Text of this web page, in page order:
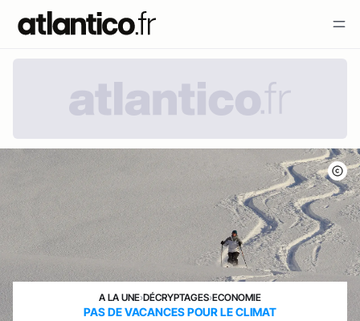
A LA UNE›DÉCRYPTAGES›ECONOMIE
PAS DE VACANCES POUR LE CLIMAT